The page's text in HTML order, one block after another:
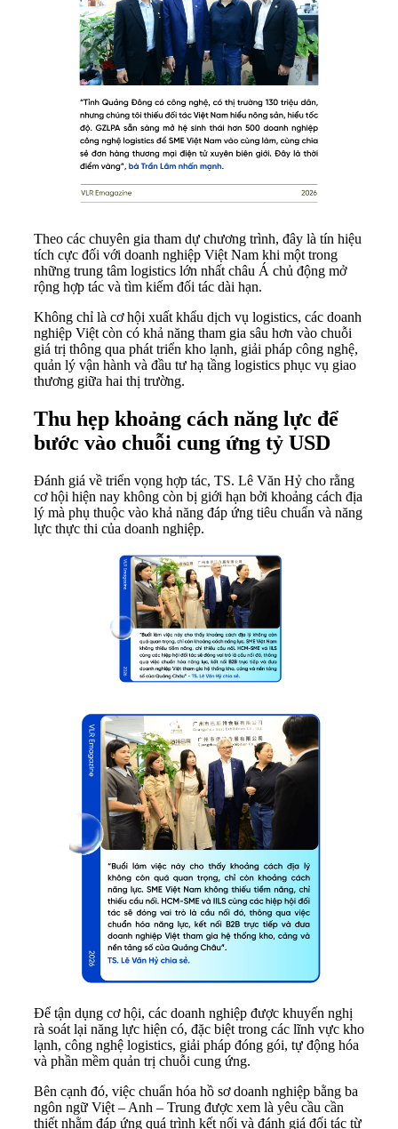
Theo các chuyên gia tham dự chương trình, đây là tín hiệu
tích cực đối với doanh nghiệp Việt Nam khi một trong
những trung tâm logistics lớn nhất châu Á chủ động mở
rộng hợp tác và tìm kiếm đối tác dài hạn.
Không chỉ là cơ hội xuất khẩu dịch vụ logistics, các doanh
nghiệp Việt còn có khả năng tham gia sâu hơn vào chuỗi
giá trị thông qua phát triển kho lạnh, giải pháp công nghệ,
quản lý vận hành và đầu tư hạ tầng logistics phục vụ giao
thương giữa hai thị trường.
Thu hẹp khoảng cách năng lực để
bước vào chuỗi cung ứng tỷ USD
Đánh giá về triển vọng hợp tác, TS. Lê Văn Hỷ cho rằng
cơ hội hiện nay không còn bị giới hạn bởi khoảng cách địa
lý mà phụ thuộc vào khả năng đáp ứng tiêu chuẩn và năng
lực thực thi của doanh nghiệp.
Để tận dụng cơ hội, các doanh nghiệp được khuyến nghị
rà soát lại năng lực hiện có, đặc biệt trong các lĩnh vực kho
lạnh, công nghệ logistics, giải pháp đóng gói, tự động hóa
và phần mềm quản trị chuỗi cung ứng.
Bên cạnh đó, việc chuẩn hóa hồ sơ doanh nghiệp bằng ba
ngôn ngữ Việt – Anh – Trung được xem là yêu cầu cần
thiết nhằm đáp ứng quá trình kết nối và đánh giá đối tác từ